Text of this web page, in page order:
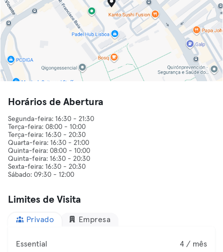
Horários de Abertura
Segunda-feira: 16:30 - 21:30
Terça-feira: 08:00 - 10:00
Terça-feira: 16:30 - 20:30
Quarta-feira: 16:30 - 21:00
Quinta-feira: 08:00 - 10:00
Quinta-feira: 16:30 - 20:30
Sexta-feira: 16:30 - 20:30
Limites de Visita
Privado Empresa
Essential 4 / mês